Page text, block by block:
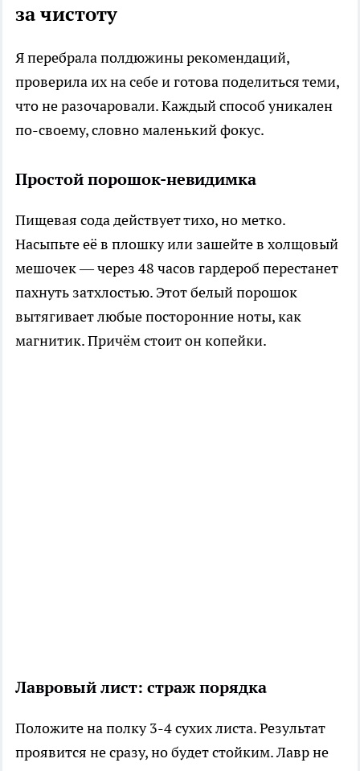
за чистоту
Я перебрала полдюжины рекомендаций,
проверила их на себе и готова поделиться теми,
что не разочаровали. Каждый способ уникален
по-своему, словно маленький фокус.
Простой порошок-невидимка
Пищевая сода действует тихо, но метко.
Насыпьте её в плошку или зашейте в холщовый
мешочек — через 48 часов гардероб перестанет
пахнуть затхлостью. Этот белый порошок
вытягивает любые посторонние ноты, как
магнитик. Причём стоит он копейки.
Лавровый лист: страж порядка
Положите на полку 3-4 сухих листа. Результат
проявится не сразу, но будет стойким. Лавр не